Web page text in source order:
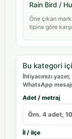
Rain Bird /
Öne çıkan
tipine göre
Bu kategori
İhtiyacınızı
WhatsApp
Adet / metraj
İl / ilçe